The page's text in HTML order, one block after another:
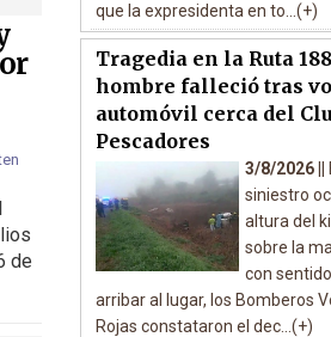
de
que la expresidenta en to...(+)
Tragedia en la Ruta
hombre falleció tras
automóvil cerca del
Pescadores
3/8/2026 ||
siniestro
altura del
sobre la
con
arribar al lugar, los Bomberos
Rojas constataron el dec...(+)